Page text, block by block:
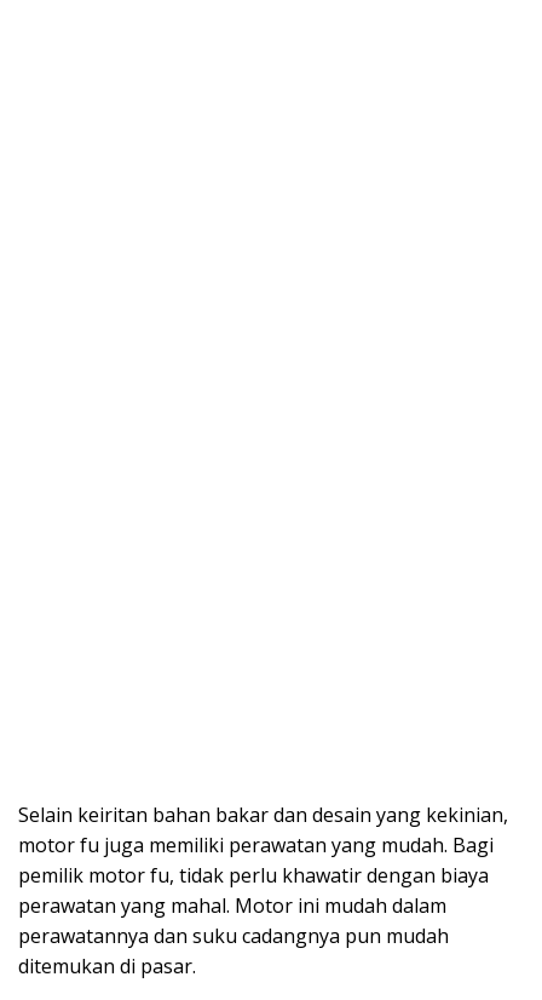
Selain keiritan bahan bakar dan desain yang kekinian,
motor fu juga memiliki perawatan yang mudah. Bagi
pemilik motor fu, tidak perlu khawatir dengan biaya
perawatan yang mahal. Motor ini mudah dalam
perawatannya dan suku cadangnya pun mudah
ditemukan di pasar.